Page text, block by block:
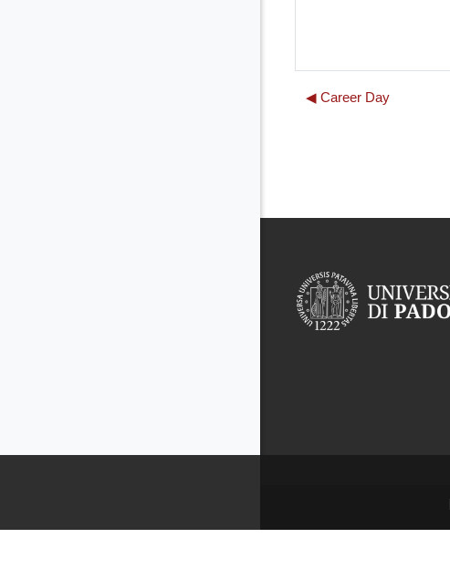
◀︎ Career Day